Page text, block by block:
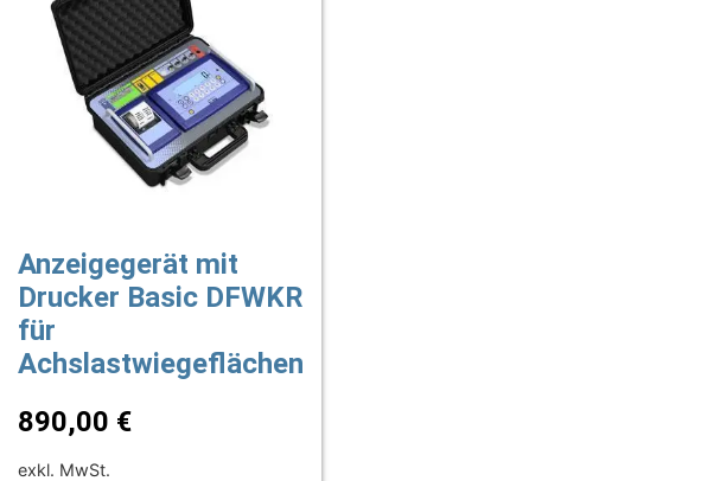
Anzeigegerät mit
Drucker Basic DFWKR
für
Achslastwiegeflächen
890,00 €
exkl. MwSt.